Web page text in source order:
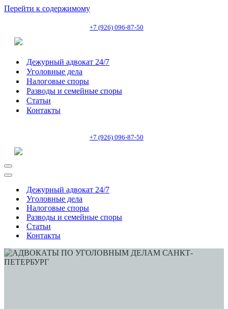
Перейти к содержимому
+7 (926) 096-87-50
Дежурный адвокат 24/7
Уголовные дела
Налоговые споры
Разводы и семейные споры
Статьи
Контакты
+7 (926) 096-87-50
Меню
навигации
Меню
навигацииДежурный адвокат 24/7
Уголовные дела
Налоговые споры
Разводы и семейные споры
Статьи
Контакты